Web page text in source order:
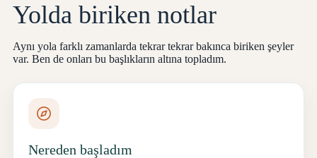
Ben Ne Yapıyorum?
Seyahati iş haline getirince akla gelen
Yolda biriken notlar
Aynı yola farklı zamanlarda tekrar tekrar bakınca biriken şeyler
var. Ben de onları bu başlıkların altına topladım.
Nereden başladım